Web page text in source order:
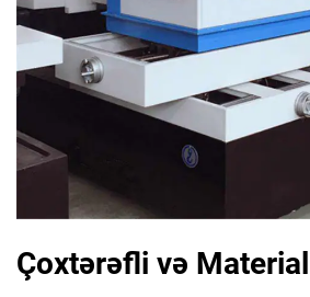
Çoxtərəfli və Material